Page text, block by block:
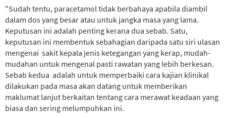
"Sudah tentu, paracetamol tidak berbahaya apabila diambil
dalam dos yang besar atau untuk jangka masa yang lama.
Keputusan ini adalah penting kerana dua sebab. Satu,
keputusan ini membentuk sebahagian daripada satu siri ulasan
mengenai sakit kepala jenis ketegangan yang kerap, mudah-
mudahan untuk mengenal pasti rawatan yang lebih berkesan.
Sebab kedua adalah untuk memperbaiki cara kajian klinikal
dilakukan pada masa akan datang untuk memberikan
maklumat lanjut berkaitan tentang cara merawat keadaan yang
biasa dan sering melumpuhkan ini.